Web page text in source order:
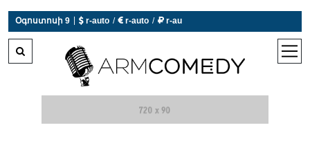
Օգոստոսի 9  r-auto /  r-auto /  r-au
open